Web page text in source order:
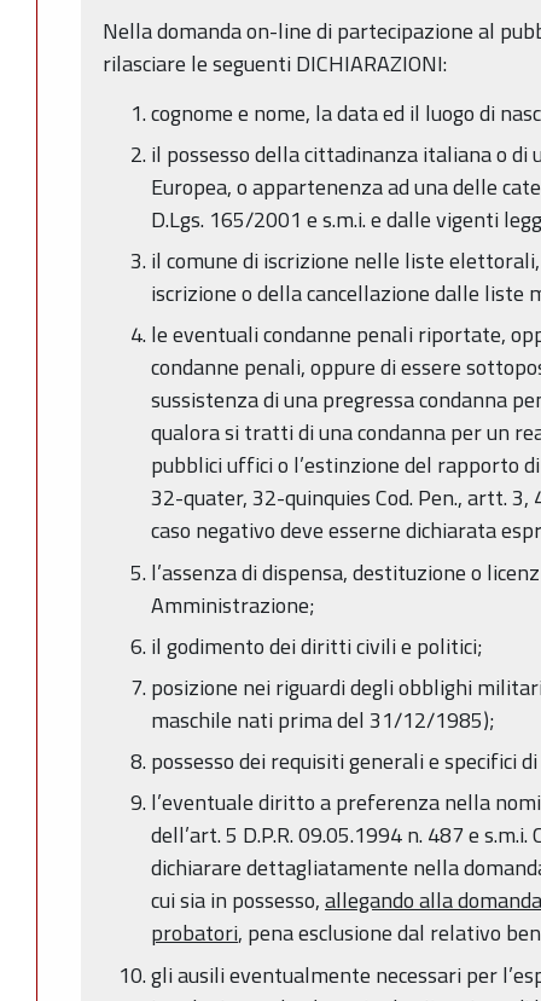
Nella domanda on-line di partecipazione al
rilasciare le seguenti DICHIARAZIONI:
cognome e nome, la data ed il luogo di
il possesso della cittadinanza italiana o di
Europea, o appartenenza ad una delle
D.Lgs. 165/2001 e s.m.i. e dalle vigenti
il comune di iscrizione nelle liste
iscrizione o della cancellazione dalle liste
le eventuali condanne penali riportate,
condanne penali, oppure di essere
sussistenza di una pregressa condanna
qualora si tratti di una condanna per un
pubblici uffici o l’estinzione del rapporto
32-quater, 32-quinquies Cod. Pen., artt. 3,
caso negativo deve esserne dichiarata
l’assenza di dispensa, destituzione o
Amministrazione;
il godimento dei diritti civili e politici;
posizione nei riguardi degli obblighi
maschile nati prima del 31/12/1985);
possesso dei requisiti generali e specifici
l’eventuale diritto a preferenza nella
dell’art. 5 D.P.R. 09.05.1994 n. 487 e
dichiarare dettagliatamente nella
cui sia in possesso,allegando alla
probatori, pena esclusione dal relativo
gli ausili eventualmente necessari per